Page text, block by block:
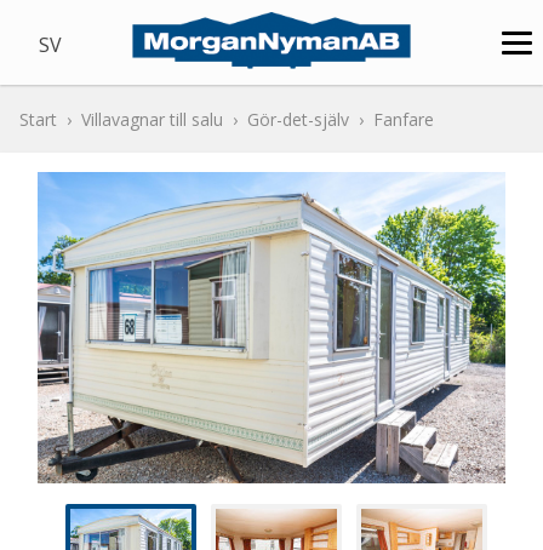
SV
Start Villavagnar till salu Gör-det-själv Fanfare